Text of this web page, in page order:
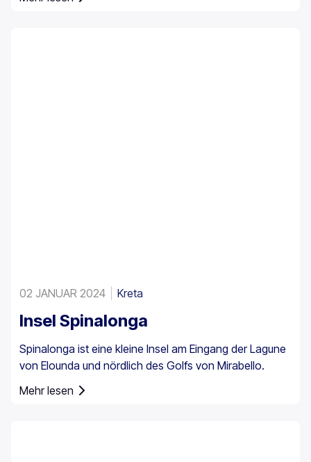
entfernt. Mit einer Fläche von 200 Stremmata (50
02 JANUAR 2024 Kreta
Insel Spinalonga
Spinalonga ist eine kleine Insel am Eingang der Lagune
von Elounda und nördlich des Golfs von Mirabello.
Mehr lesen